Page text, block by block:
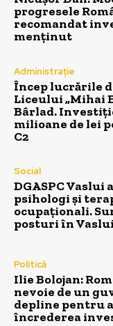
progresele
recomandat
menținut
Administrație
Încep lucrările
Liceului „Mihai
Bârlad.
milioane de lei
C2
Social
DGASPC Vaslui
psihologi și
ocupaționali.
posturi în
Politică
Ilie Bolojan:
nevoie de un
depline pentru
încrederea